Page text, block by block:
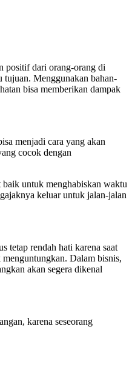
positif dari orang-orang di
tujuan. Menggunakan bahan-
bisa memberikan dampak
menjadi cara yang akan
cocok dengan
untuk menghabiskan waktu
keluar untuk jalan-jalan
tetap rendah hati karena saat
Dalam bisnis,
akan segera dikenal
karena seseorang